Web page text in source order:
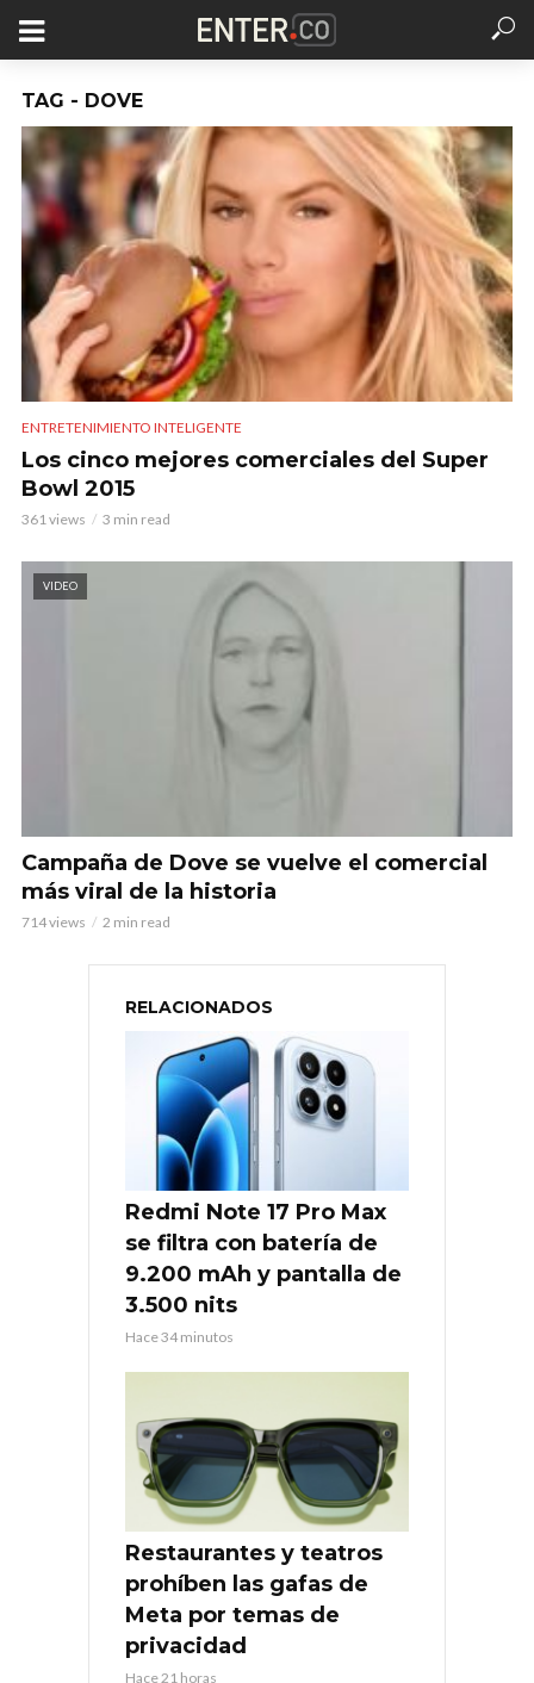
TAG - DOVE
ENTRETENIMIENTO INTELIGENTE
Los cinco mejores comerciales del Super
Bowl 2015
361 views 3 min read
VIDEO
Campaña de Dove se vuelve el comercial
más viral de la historia
714 views 2 min read
RELACIONADOS
Redmi Note 17 Pro Max
se filtra con batería de
9.200 mAh y pantalla de
3.500 nits
Hace 34 minutos
Restaurantes y teatros
prohíben las gafas de
Meta por temas de
privacidad
Hace 21 horas